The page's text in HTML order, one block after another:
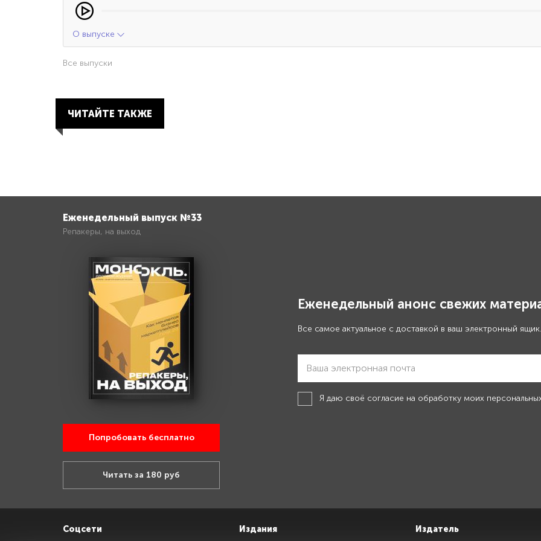
О выпуске
Все выпуски
ЧИТАЙТЕ ТАКЖЕ
Еженедельный выпуск №33
Репакеры, на выход
Попробовать бесплатно
Читать за 180 руб
Еженедельный анонс свежих
Все самое актуальное с доставкой в ваш электронный ящик.
Я даю своё согласие на обработку моих
Соцсети Издания Издатель